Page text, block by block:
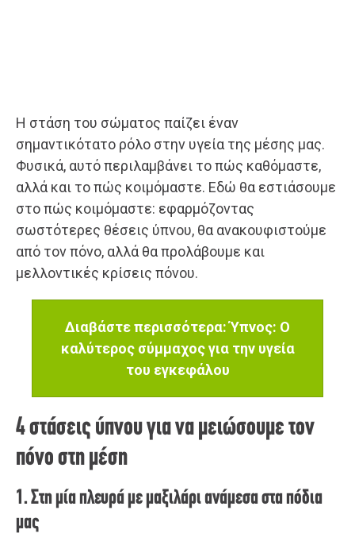
Η στάση του σώματος παίζει έναν
σημαντικότατο ρόλο στην υγεία της μέσης μας.
Φυσικά, αυτό περιλαμβάνει το πώς καθόμαστε,
αλλά και το πώς κοιμόμαστε. Εδώ θα εστιάσουμε
στο πώς κοιμόμαστε: εφαρμόζοντας
σωστότερες θέσεις ύπνου, θα ανακουφιστούμε
από τον πόνο, αλλά θα προλάβουμε και
μελλοντικές κρίσεις πόνου.
Διαβάστε περισσότερα: Ύπνος: Ο
καλύτερος σύμμαχος για την υγεία
του εγκεφάλου
4 στάσεις ύπνου για να μειώσουμε τον
πόνο στη μέση
1. Στη μία πλευρά με μαξιλάρι ανάμεσα στα πόδια
μας